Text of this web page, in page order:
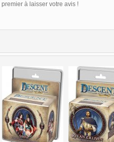
à laisser votre avis !